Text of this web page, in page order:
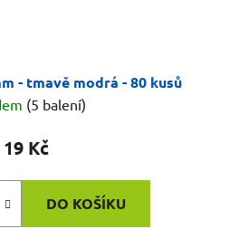
- tmavě modrá - 80 kusů
(5 balení)
19 Kč
DO KOŠÍKU